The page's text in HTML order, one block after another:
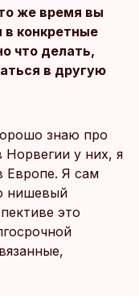
же время вы
в конкретные
что делать,
в другую
знаю про
Норвегии у них, я
Я сам
нишевый
это